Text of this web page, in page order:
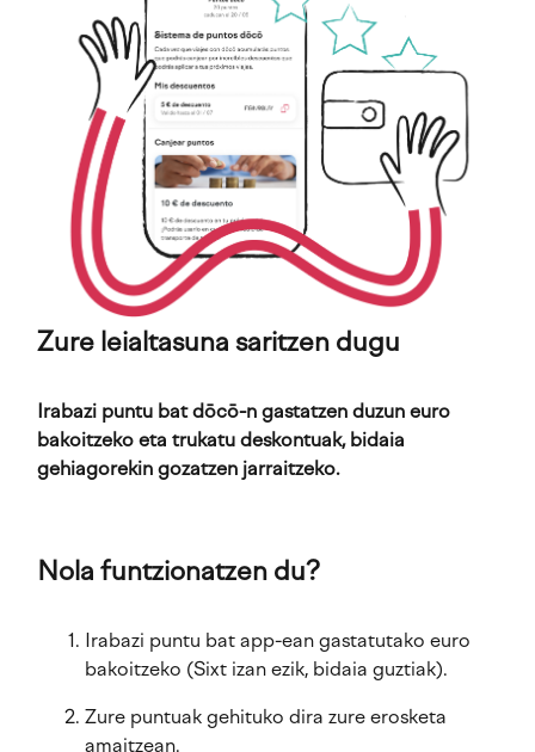
Zure leialtasuna saritzen dugu
Irabazi puntu bat dōcō-n gastatzen duzun euro
bakoitzeko eta trukatu deskontuak, bidaia
gehiagorekin gozatzen jarraitzeko.
Nola funtzionatzen du?
Irabazi puntu bat app-ean gastatutako euro
bakoitzeko (Sixt izan ezik, bidaia guztiak).
Zure puntuak gehituko dira zure erosketa
amaitzean.